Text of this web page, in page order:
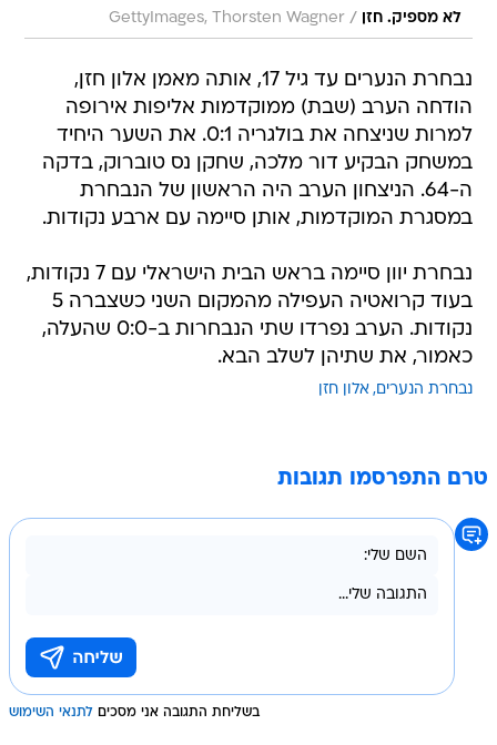
לא מספיק. חזן /
GettyImages, Thorsten Wagner
נבחרת הנערים עד גיל 17, אותה מאמן אלון חזן,
הודחה הערב (שבת) ממוקדמות אליפות אירופה
למרות שניצחה את בולגריה 0:1. את השער היחיד
במשחק הבקיע דור מלכה, שחקן נס טוברוק, בדקה
ה-64. הניצחון הערב היה הראשון של הנבחרת
במסגרת המוקדמות, אותן סיימה עם ארבע נקודות.
נבחרת יוון סיימה בראש הבית הישראלי עם 7 נקודות,
בעוד קרואטיה העפילה מהמקום השני כשצברה 5
נקודות. הערב נפרדו שתי הנבחרות ב-0:0 שהעלה,
כאמור, את שתיהן לשלב הבא.
נבחרת הנערים אלון חזן
טרם התפרסמו תגובות
בשליחת התגובה אני מסכים לתנאי השימוש